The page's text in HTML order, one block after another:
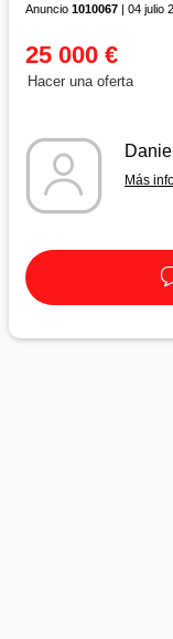
Anuncio 1010067 | 04 julio
25 000 €
Hacer una oferta
Más